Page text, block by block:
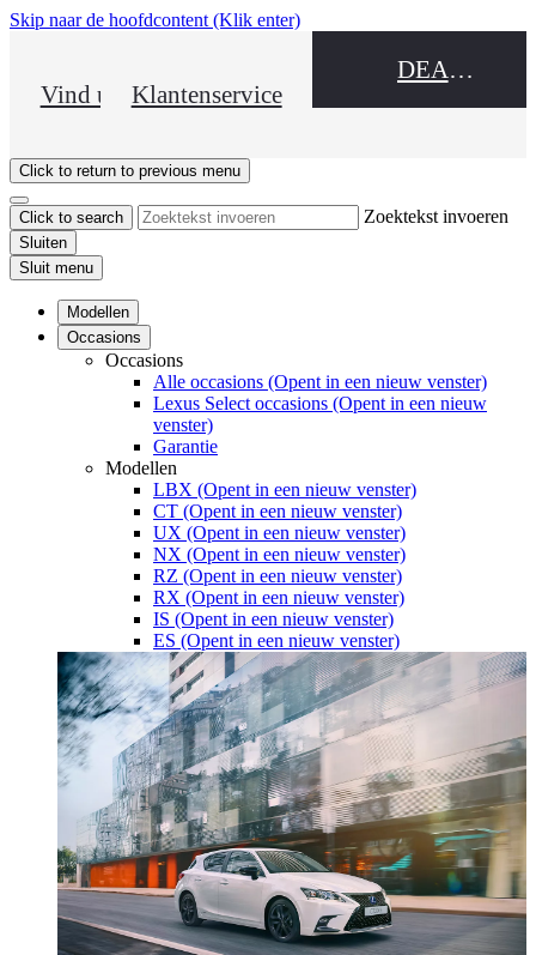
Skip naar de hoofdcontent (Klik enter)
Vind uw dealerKlantenservice
DEALER NAME
Click to return to previous menu
Click to search Zoektekst invoeren
Sluiten
Sluit menu
Modellen
Occasions
Occasions
Alle occasions (Opent in een nieuw venster)
Lexus Select occasions (Opent in een nieuw
venster)
Garantie
Modellen
LBX (Opent in een nieuw venster)
CT (Opent in een nieuw venster)
UX (Opent in een nieuw venster)
NX (Opent in een nieuw venster)
RZ (Opent in een nieuw venster)
RX (Opent in een nieuw venster)
IS (Opent in een nieuw venster)
ES (Opent in een nieuw venster)